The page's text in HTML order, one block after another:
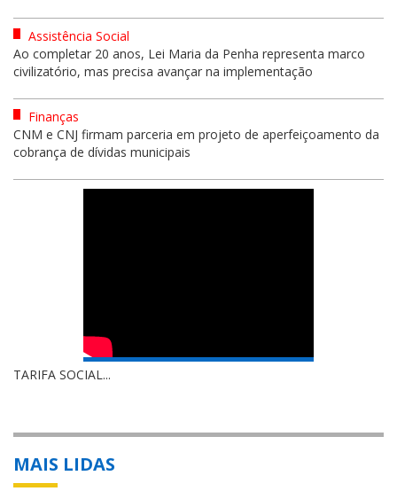
Assistência Social
Ao completar 20 anos, Lei Maria da Penha representa marco
civilizatório, mas precisa avançar na implementação
Finanças
CNM e CNJ firmam parceria em projeto de aperfeiçoamento da
cobrança de dívidas municipais
TARIFA SOCIAL...
MAIS LIDAS